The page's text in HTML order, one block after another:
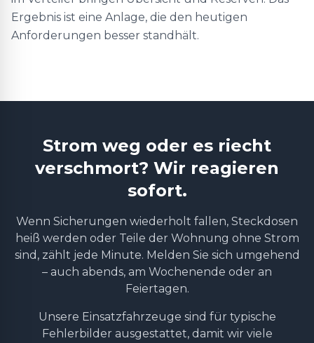
Ergebnis ist eine Anlage, die den heutigen
Anforderungen besser standhält.
Strom weg oder es riecht
verschmort? Wir reagieren
sofort.
Wenn Sicherungen wiederholt fallen, Steckdosen
heiß werden oder Teile der Wohnung ohne Strom
sind, zählt jede Minute. Melden Sie sich umgehend
– auch abends, am Wochenende oder an
Feiertagen.
Unsere Einsatzfahrzeuge sind für typische
Fehlerbilder ausgestattet, damit wir viele